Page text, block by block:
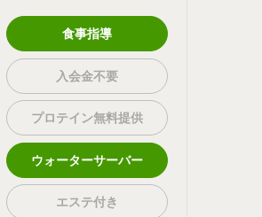
食事指導
入会金不要
プロテイン無料提供
ウォーターサーバー
エステ付き